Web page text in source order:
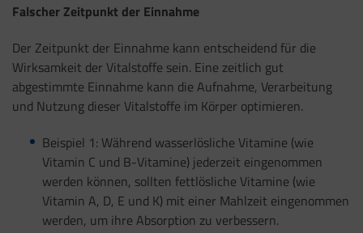
Falscher Zeitpunkt der Einnahme
Der Zeitpunkt der Einnahme kann entscheidend für die
Wirksamkeit der Vitalstoffe sein. Eine zeitlich gut
abgestimmte Einnahme kann die Aufnahme, Verarbeitung
und Nutzung dieser Vitalstoffe im Körper optimieren.
Beispiel 1: Während wasserlösliche Vitamine (wie
Vitamin C und B-Vitamine) jederzeit eingenommen
werden können, sollten fettlösliche Vitamine (wie
Vitamin A, D, E und K) mit einer Mahlzeit eingenommen
werden, um ihre Absorption zu verbessern.